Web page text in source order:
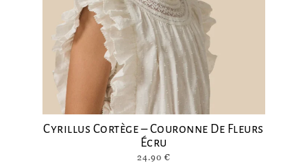
Cyrillus Cortège – Couronne De Fleurs
Écru
24.90 €